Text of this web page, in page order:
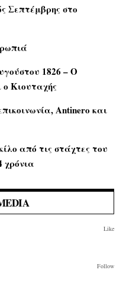
Σεπτέμβρης στο
1826 – Ο
Κιουταχής
Antinero και
από τις στάχτες του
χρόνια
Like
Follow